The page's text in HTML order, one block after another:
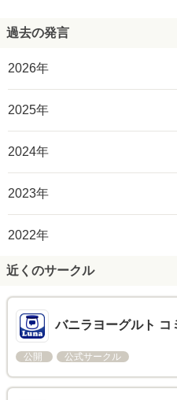
過去の発言
2026年
2025年
2024年
2023年
2022年
近くのサークル
バニラヨーグルト
公開 公式サークル